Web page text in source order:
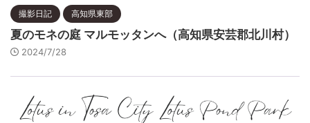
撮影日記 高知県東部
夏のモネの庭 マルモッタンへ（高知県安芸郡北川村）
2024/7/28